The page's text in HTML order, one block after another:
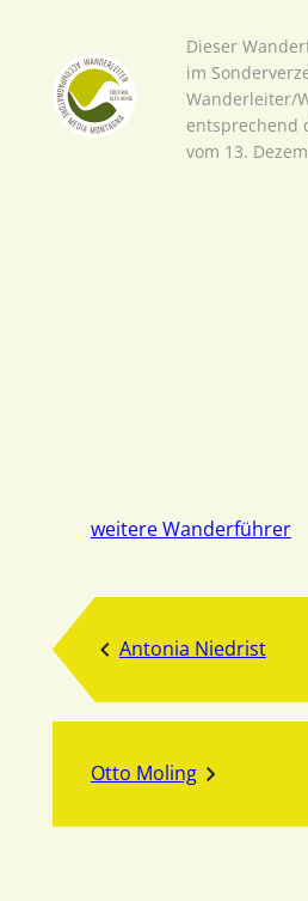
Dieser
im
Wanderleiter/
entsprechend
vom 13.
Antonia Niedrist
weitere Wanderführer
Otto Moling